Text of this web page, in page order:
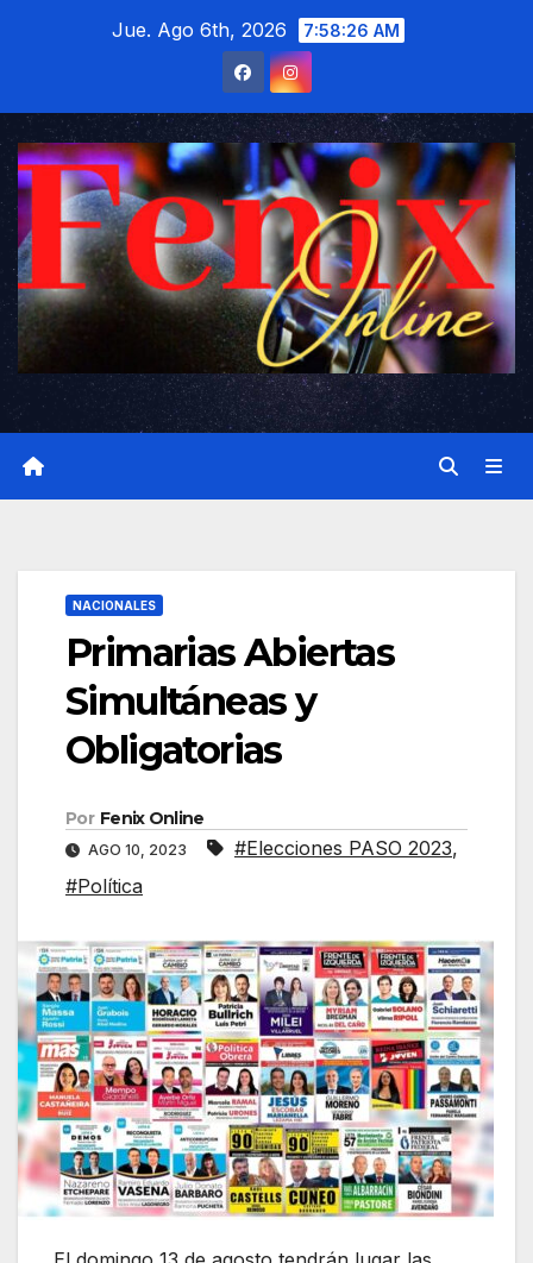
Jue. Ago 6th, 2026 7:58:27 AM
NACIONALES
Primarias Abiertas
Simultáneas y
Obligatorias
Por Fenix Online
AGO 10, 2023 #Elecciones PASO 2023,
#Política